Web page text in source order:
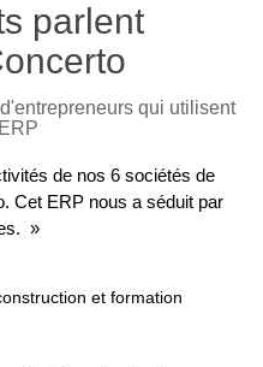
parlent
qui utilisent
de nos 6 sociétés de
Cet ERP nous a séduit par
»
et formation